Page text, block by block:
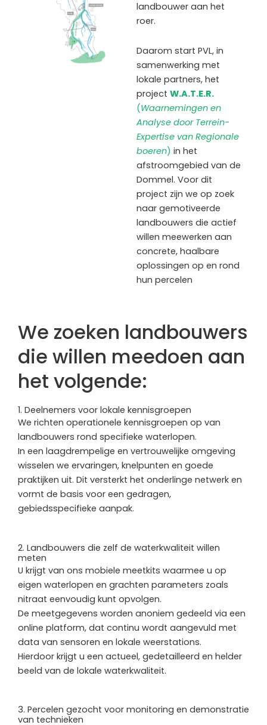
landbouwer aan het
roer.
Daarom start PVL, in
samenwerking met
lokale partners, het
project W.A.T.E.R.
(Waarnemingen en
Analyse door Terrein-
Expertise van Regionale
boeren) in het
afstroomgebied van de
Dommel. Voor dit
project zijn we op zoek
naar gemotiveerde
landbouwers die actief
willen meewerken aan
concrete, haalbare
oplossingen op en rond
hun percelen
We zoeken landbouwers
die willen meedoen aan
het volgende:
1. Deelnemers voor lokale kennisgroepen
We richten operationele kennisgroepen op van
landbouwers rond specifieke waterlopen.
In een laagdrempelige en vertrouwelijke omgeving
wisselen we ervaringen, knelpunten en goede
praktijken uit. Dit versterkt het onderlinge netwerk en
vormt de basis voor een gedragen,
gebiedsspecifieke aanpak.
2. Landbouwers die zelf de waterkwaliteit willen
meten
U krijgt van ons mobiele meetkits waarmee u op
eigen waterlopen en grachten parameters zoals
nitraat eenvoudig kunt opvolgen.
De meetgegevens worden anoniem gedeeld via een
online platform, dat continu wordt aangevuld met
data van sensoren en lokale weerstations.
Hierdoor krijgt u een actueel, gedetailleerd en helder
beeld van de lokale waterkwaliteit.
3. Percelen gezocht voor monitoring en demonstratie
van technieken